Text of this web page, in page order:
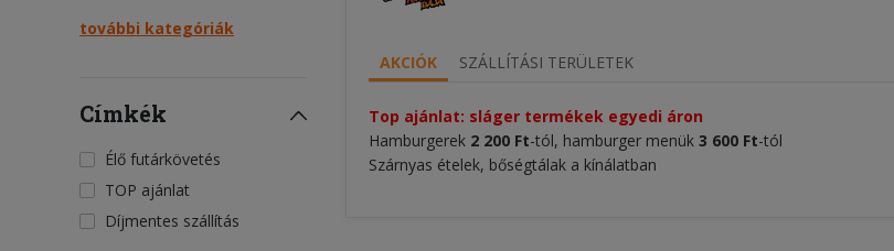
további kategóriák
Címkék
Élő futárkövetés
TOP ajánlat
Díjmentes szállítás
AKCIÓK SZÁLLÍTÁSI TERÜLETEK
Top ajánlat: sláger termékek egyedi áron
Hamburgerek 2 200 Ft-tól, hamburger menük 3 600 Ft-tól
Szárnyas ételek, bőségtálak a kínálatban